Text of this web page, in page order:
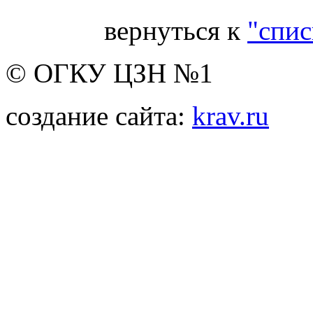
вернуться к
© ОГКУ ЦЗН №1
создание сайта: krav.ru